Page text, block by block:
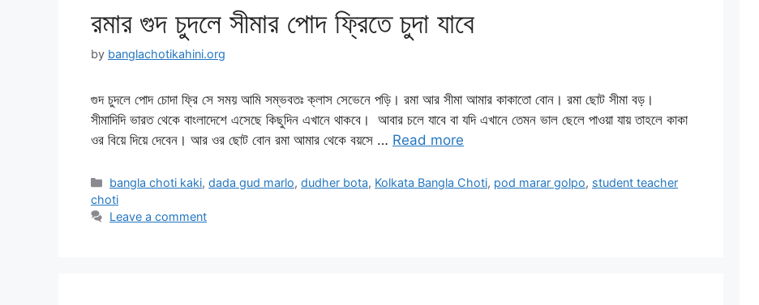
রমার গুদ চুদলে সীমার পোদ ফ্রিতে চুদা যাবে
by banglachotikahini.org
গুদ চুদলে পোদ চোদা ফ্রি সে সময় আমি সম্ভবতঃ ক্লাস সেভেনে পড়ি। রমা আর সীমা আমার কাকাতো বোন। রমা ছোট সীমা বড়।
সীমাদিদি ভারত থেকে বাংলাদেশে এসেছে কিছুদিন এখানে থাকবে। আবার চলে যাবে বা যদি এখানে তেমন ভাল ছেলে পাওয়া যায় তাহলে কাকা
ওর বিয়ে দিয়ে দেবেন। আর ওর ছোট বোন রমা আমার থেকে বয়সে … Read more
Categories
bangla choti kaki,dada gud marlo,dudher bota, Kolkata Bangla Choti, pod marar golpo, student teacher
choti
Leave a comment